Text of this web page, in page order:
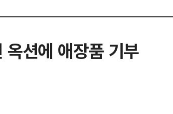
션에 애장품 기부